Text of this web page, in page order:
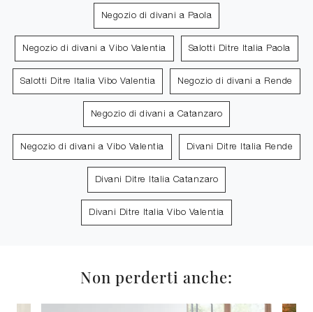
Negozio di divani a Paola
Negozio di divani a Vibo Valentia Salotti Ditre Italia Paola
Salotti Ditre Italia Vibo Valentia Negozio di divani a Rende
Negozio di divani a Catanzaro
Negozio di divani a Vibo Valentia Divani Ditre Italia Rende
Divani Ditre Italia Catanzaro
Divani Ditre Italia Vibo Valentia
Non perderti anche: